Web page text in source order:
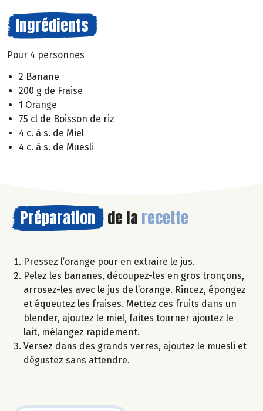
Ingrédients
Pour 4 personnes
2 Banane
200 g de Fraise
1 Orange
75 cl de Boisson de riz
4 c. à s. de Miel
4 c. à s. de Muesli
Préparation de la recette
Pressez l’orange pour en extraire le jus.
Pelez les bananes, découpez-les en gros tronçons,
arrosez-les avec le jus de l’orange. Rincez, épongez
et équeutez les fraises. Mettez ces fruits dans un
blender, ajoutez le miel, faites tourner ajoutez le
lait, mélangez rapidement.
Versez dans des grands verres, ajoutez le muesli et
dégustez sans attendre.